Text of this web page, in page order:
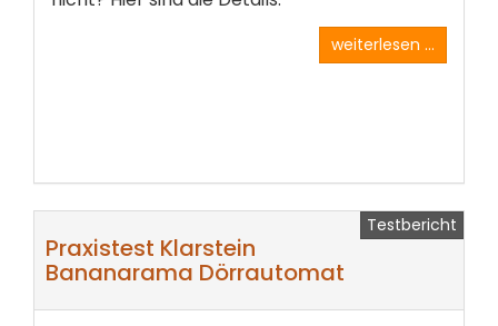
weiterlesen ...
Testbericht
Praxistest Klarstein
Bananarama Dörrautomat